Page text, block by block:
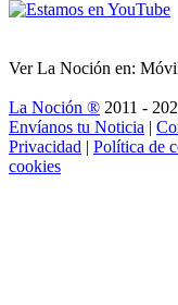
Ver La Noción en:
La Noción ® 2011 -
Envíanos tu Noticia |
Privacidad | Política de
cookies